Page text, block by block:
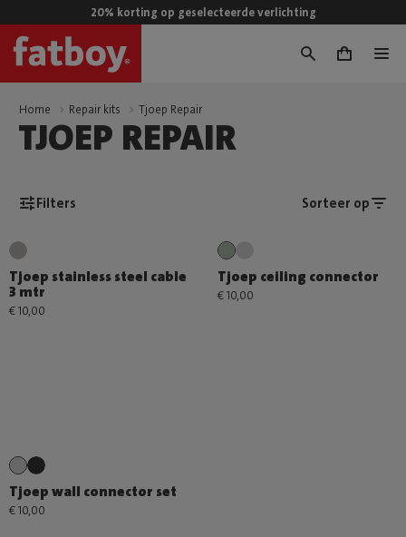
20% korting op geselecteerde verlichting
0
Home Repair kits Tjoep Repair
TJOEP REPAIR
Filters Sorteer op
Tjoep stainless steel cable
3 mtr
€ 10,00
Tjoep ceiling connector
€ 10,00
Tjoep wall connector set
€ 10,00